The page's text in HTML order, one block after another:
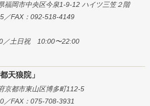
岡市中央区今泉1-9-12 ハイツ三笠２階
／FAX：092-518-4149
土日祝 10:00〜22:00
天狼院」
都市東山区博多町112-5
／FAX：075-708-3931